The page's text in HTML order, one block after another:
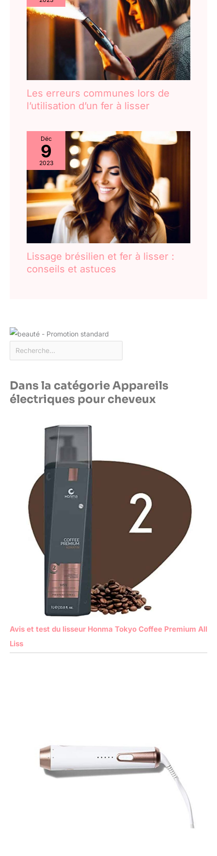
Les erreurs communes lors de
l’utilisation d’un fer à lisser
Déc
9
2023
Lissage brésilien et fer à lisser :
conseils et astuces
Dans la catégorie Appareils
électriques pour cheveux
Avis et test du lisseur Honma Tokyo Coffee Premium All
Liss